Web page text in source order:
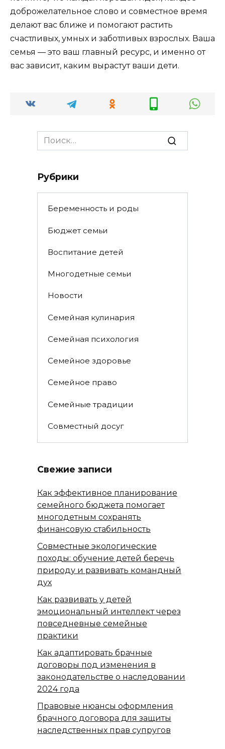
доброжелательное слово и совместное время
делают вас ближе и помогают растить
счастливых, умных и заботливых взрослых. Ваша
семья — это ваш главный ресурс, и именно от
вас зависит, каким вырастут ваши дети.
Search
for:
Рубрики
Беременность и роды
Бюджет семьи
Воспитание детей
Многодетные семьи
Новости
Семейная кулинария
Семейная психология
Семейное здоровье
Семейное право
Семейные традиции
Совместный досуг
Свежие записи
Как эффективное планирование
семейного бюджета помогает
многодетным сохранять
финансовую стабильность
Совместные экологические
походы: обучение детей беречь
природу и развивать командный
дух
Как развивать у детей
эмоциональный интеллект через
повседневные семейные
практики
Как адаптировать брачные
договоры под изменения в
законодательстве о наследовании
2024 года
Правовые нюансы оформления
брачного договора для защиты
наследственных прав супругов